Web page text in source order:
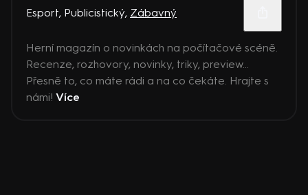
Esport, Publicistický, Zábavný
Herní magazín o novinkách na počítačové scéně.
Recenze, rozhovory, novinky, triky, preview...
Přesně to, co máte rádi a na co čekáte. Hrajte s
námi! Více